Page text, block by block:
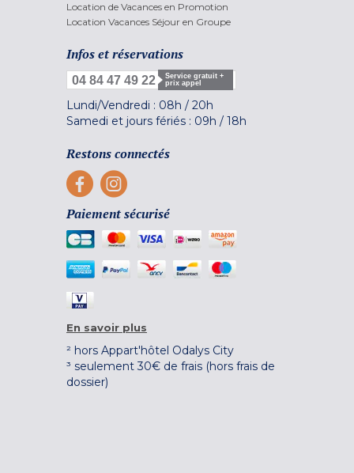
Location de Vacances en Promotion
Location Vacances Séjour en Groupe
Infos et réservations
04 84 47 49 22
Service gratuit +
prix appel
Lundi/Vendredi : 08h / 20h
Samedi et jours fériés : 09h / 18h
Restons connectés
Paiement sécurisé
En savoir plus
² hors Appart'hôtel Odalys City
³ seulement 30€ de frais (hors frais de
dossier)